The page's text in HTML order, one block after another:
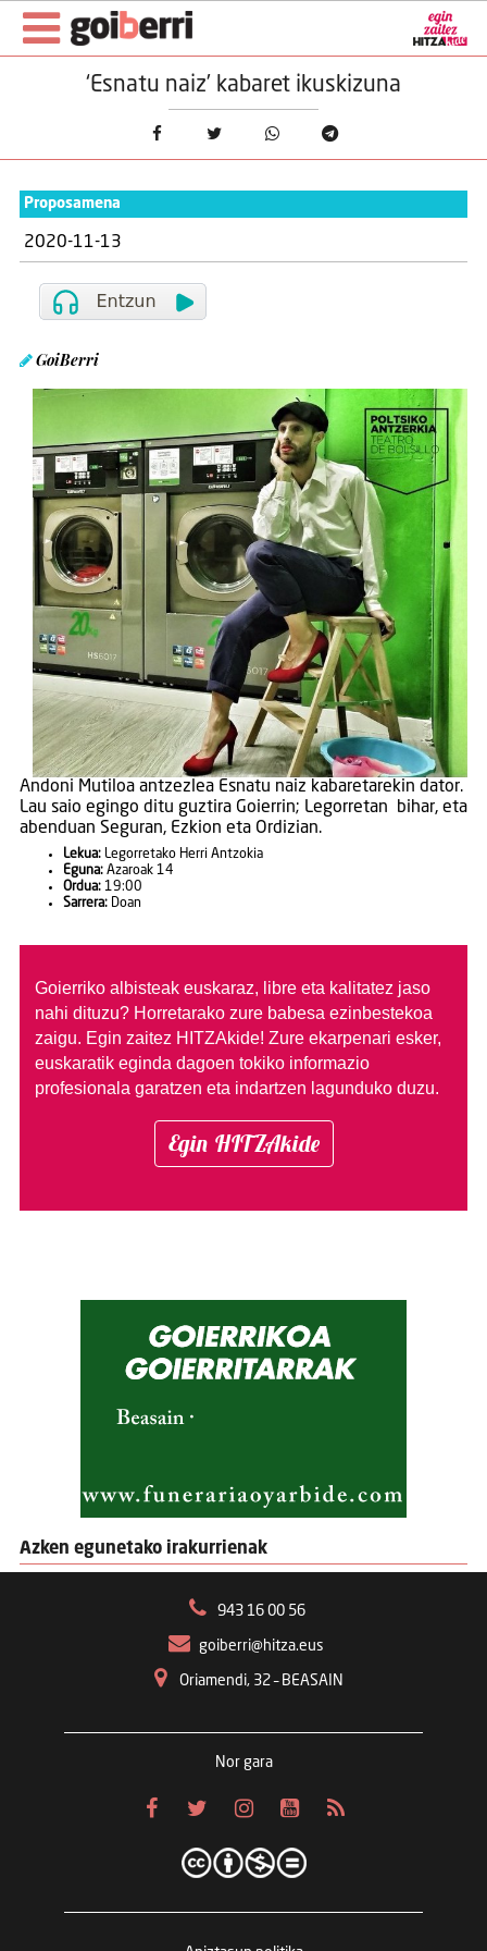
‘Esnatu naiz’ kabaret ikuskizuna
Proposamena
2020-11-13
GoiBerri
Andoni Mutiloa antzezlea Esnatu naiz kabaretarekin dator.
Lau saio egingo ditu guztira Goierrin; Legorretan bihar, eta
abenduan Seguran, Ezkion eta Ordizian.
Lekua:Legorretako Herri Antzokia
Eguna:Azaroak 14
Ordua:19:00
Sarrera:Doan
Goierriko albisteak euskaraz, libre eta kalitatez jaso
nahi dituzu? Horretarako zure babesa ezinbestekoa
zaigu. Egin zaitez HITZAkide! Zure ekarpenari esker,
euskaratik eginda dagoen tokiko informazio
profesionala garatzen eta indartzen lagunduko duzu.
Egin HITZAkide
Azken egunetako irakurrienak
943 16 00 56
goiberri@hitza.eus
Oriamendi, 32 – BEASAIN
Nor gara